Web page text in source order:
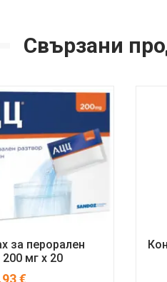
Свързани
за перорален
200 мг x 20
€